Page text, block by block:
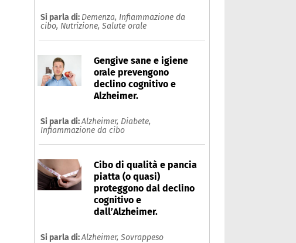
Si parla di: Demenza, Infiammazione da
cibo, Nutrizione, Salute orale
Gengive sane e igiene
orale prevengono
declino cognitivo e
Alzheimer.
Si parla di:Alzheimer, Diabete,
Infiammazione da cibo
Cibo di qualità e pancia
piatta (o quasi)
proteggono dal declino
cognitivo e
dall’Alzheimer.
Si parla di:Alzheimer, Sovrappeso